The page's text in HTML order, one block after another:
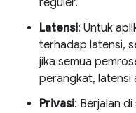
reguler.
Latensi: Untuk
terhadap latensi,
jika semua
perangkat, latensi
Privasi: Berjalan